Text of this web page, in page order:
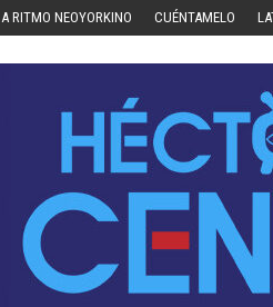
A RITMO NEOYORKINO CUÉNTAMELO